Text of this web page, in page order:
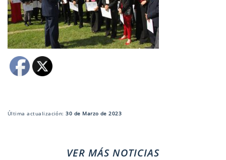
Última actualización:30 de Marzo de 2023
VER MÁS NOTICIAS